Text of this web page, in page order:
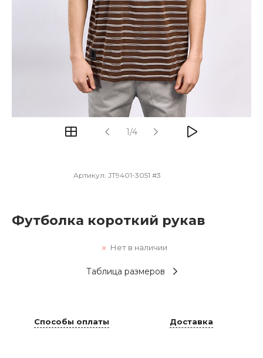
1/4
Артикул: JT9401-3051 #3
Футболка короткий рукав
Нет в наличии
Таблица размеров
Способы оплаты Доставка